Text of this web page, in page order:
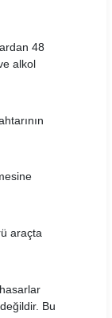
48
alkol
araçta
Bu